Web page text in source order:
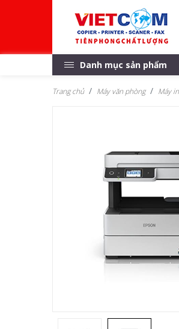
Danh mục sản phẩm
Trang chủ Máy văn phòng Máy